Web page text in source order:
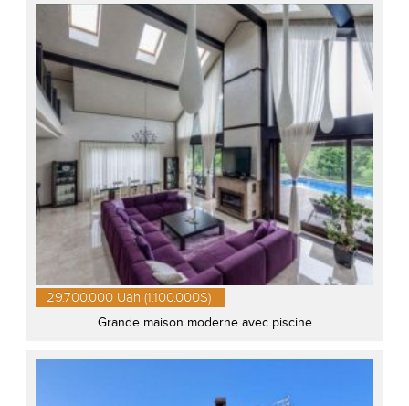
29.700.000 Uah (1.100.000$)
Grande maison moderne avec piscine